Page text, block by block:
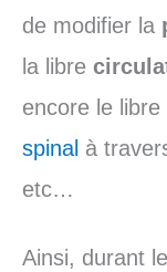
de modifier la
la libre
encore le
spinal à
etc…
Ainsi, durant